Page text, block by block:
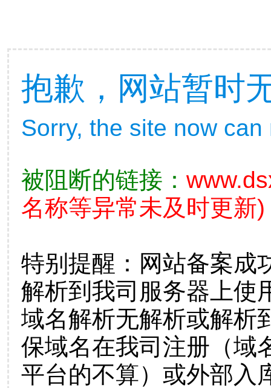
抱歉，网站暂时
Sorry, the site now
被阻断的链接：
名称等异常未及时更新)
特别提醒：网站备案成
解析到我司服务器上使
域名解析无解析或解析
保域名在我司注册（域
平台的不算）或外部入